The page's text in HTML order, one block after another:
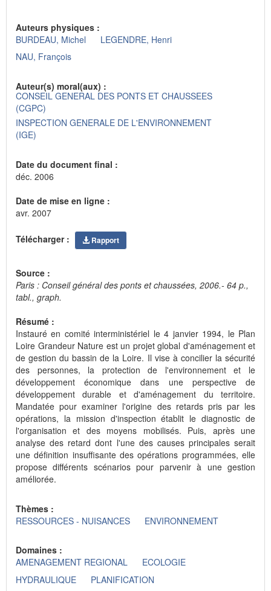
Auteurs physiques :
BURDEAU, Michel
LEGENDRE, Henri
NAU, François
Auteur(s) moral(aux) :
CONSEIL GENERAL DES PONTS ET CHAUSSEES
(CGPC)
INSPECTION GENERALE DE L'ENVIRONNEMENT
(IGE)
Date du document final :
déc. 2006
Date de mise en ligne :
avr. 2007
Télécharger : Rapport
Source :
Paris : Conseil général des ponts et chaussées, 2006.- 64 p.,
tabl., graph.
Résumé :
Instauré en comité interministériel le 4 janvier 1994, le Plan
Loire Grandeur Nature est un projet global d'aménagement et
de gestion du bassin de la Loire. Il vise à concilier la sécurité
des personnes, la protection de l'environnement et le
développement économique dans une perspective de
développement durable et d'aménagement du territoire.
Mandatée pour examiner l'origine des retards pris par les
opérations, la mission d'inspection établit le diagnostic de
l'organisation et des moyens mobilisés. Puis, après une
analyse des retard dont l'une des causes principales serait
une définition insuffisante des opérations programmées, elle
propose différents scénarios pour parvenir à une gestion
améliorée.
Thèmes :
RESSOURCES - NUISANCES
ENVIRONNEMENT
Domaines :
AMENAGEMENT REGIONAL
ECOLOGIE
HYDRAULIQUE
PLANIFICATION